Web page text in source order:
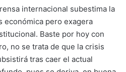
internacional subestima la
económica pero exagera
Baste por hoy con
no se trata de que la crisis
tras caer el actual